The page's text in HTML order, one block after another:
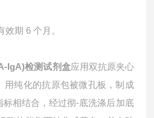
期 6 个月。
IgA)检测试剂盒应用双抗原夹心
用纯化的抗原包被微孔板，制成
相结合，经过彻-底洗涤后加底